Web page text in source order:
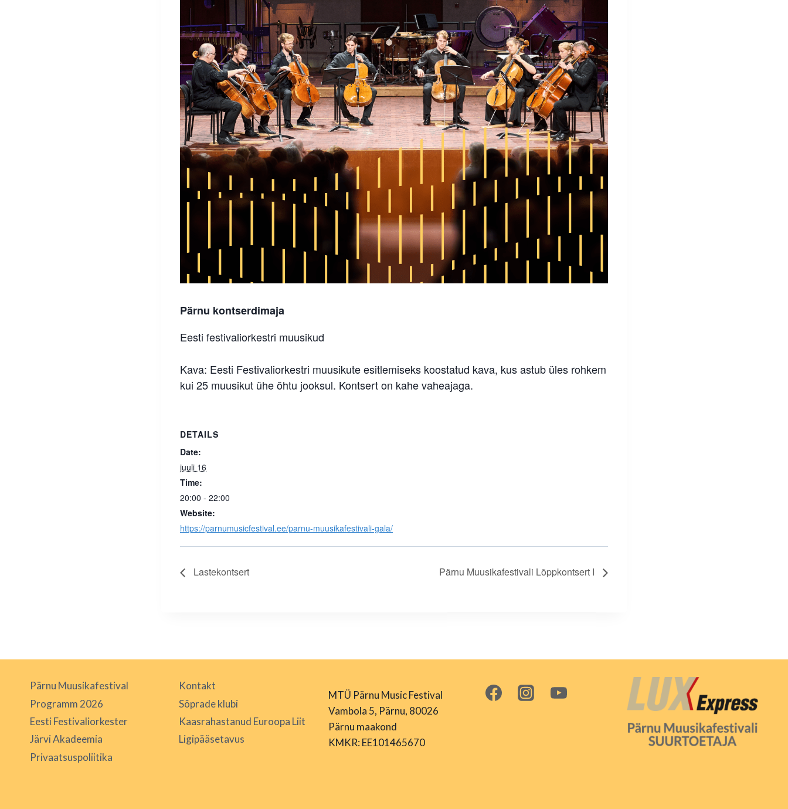
Pärnu kontserdimaja
Eesti festivaliorkestri muusikud
Kava: Eesti Festivaliorkestri muusikute esitlemiseks koostatud kava, kus astub üles rohkem
kui 25 muusikut ühe õhtu jooksul. Kontsert on kahe vaheajaga.
DETAILS
Date:
juuli 16
Time:
20:00 - 22:00
Website:
https://parnumusicfestival.ee/parnu-muusikafestivali-gala/
Lastekontsert Pärnu Muusikafestivali Lõppkontsert I
Pärnu Muusikafestival
Programm 2026
Eesti Festivaliorkester
Järvi Akadeemia
Privaatsuspoliitika
Kontakt
Sõprade klubi
Kaasrahastanud Euroopa Liit
Ligipääsetavus
MTÜ Pärnu Music Festival
Vambola 5, Pärnu, 80026
Pärnu maakond
KMKR: EE101465670